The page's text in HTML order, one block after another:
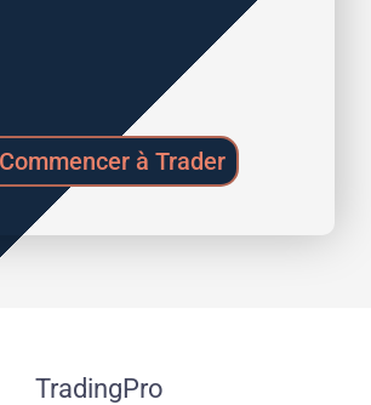
à Trader
TradingPro